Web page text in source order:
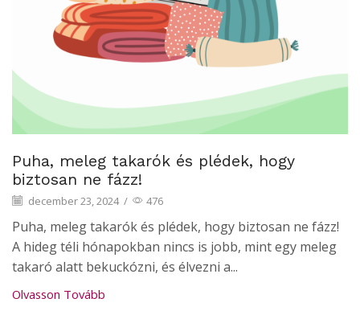
Puha, meleg takarók és plédek, hogy
biztosan ne fázz!
december 23, 2024 / 476
Puha, meleg takarók és plédek, hogy biztosan ne fázz!
A hideg téli hónapokban nincs is jobb, mint egy meleg
takaró alatt bekuckózni, és élvezni a...
Olvasson Tovább